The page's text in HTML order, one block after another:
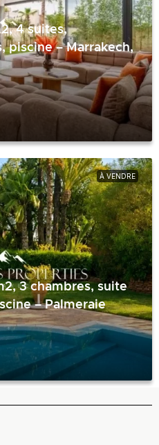
4 suites,
piscine – Marrakech,
À VENDRE
3 chambres, suite
– Palmeraie